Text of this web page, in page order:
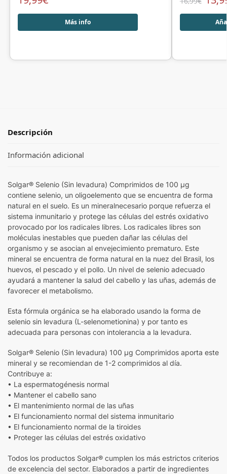
Más info
Descripción
Información adicional
Solgar® Selenio (Sin levadura) Comprimidos de 100 µg
contiene selenio, un oligoelemento que se encuentra de forma
natural en el suelo. Es un mineralnecesario porque refuerza el
sistema inmunitario y protege las células del estrés oxidativo
provocado por los radicales libres. Los radicales libres son
moléculas inestables que pueden dañar las células del
organismo y se asocian al envejecimiento prematuro. Este
mineral se encuentra de forma natural en la nuez del Brasil, los
huevos, el pescado y el pollo. Un nivel de selenio adecuado
ayudará a mantener la salud del cabello y las uñas, además de
favorecer el metabolismo.
Esta fórmula orgánica se ha elaborado usando la forma de
selenio sin levadura (L-selenometionina) y por tanto es
adecuada para personas con intolerancia a la levadura.
Solgar® Selenio (Sin levadura) 100 µg Comprimidos aporta este
mineral y se recomiendan de 1-2 comprimidos al día.
Contribuye a:
• La espermatogénesis normal
• Mantener el cabello sano
• El mantenimiento normal de las uñas
• El funcionamiento normal del sistema inmunitario
• El funcionamiento normal de la tiroides
• Proteger las células del estrés oxidativo
Todos los productos Solgar® cumplen los más estrictos criterios
de excelencia del sector. Elaborados a partir de ingredientes